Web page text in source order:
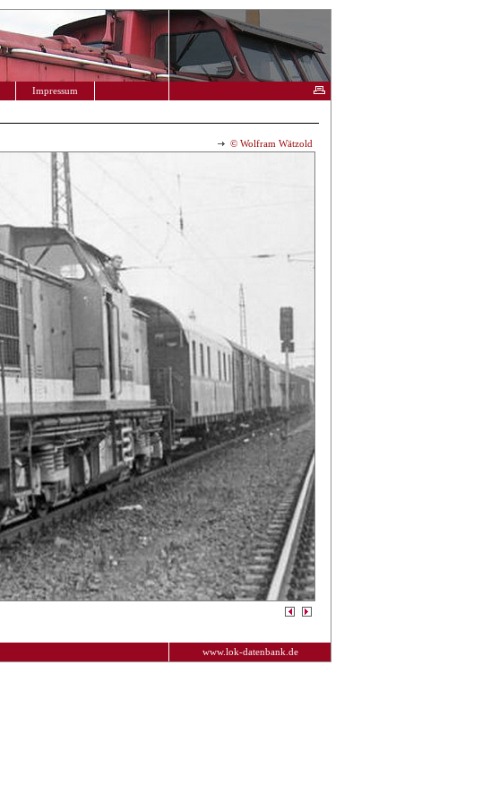
Impressum
© Wolfram Wätzold
www.lok-datenbank.de